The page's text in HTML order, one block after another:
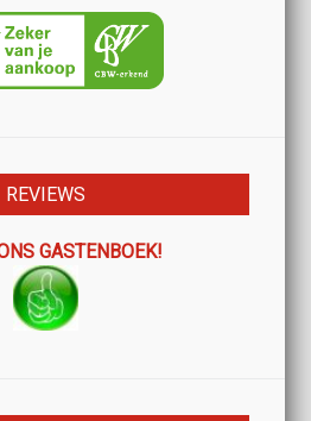
REVIEWS
GASTENBOEK!